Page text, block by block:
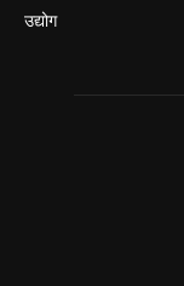
उद्योग